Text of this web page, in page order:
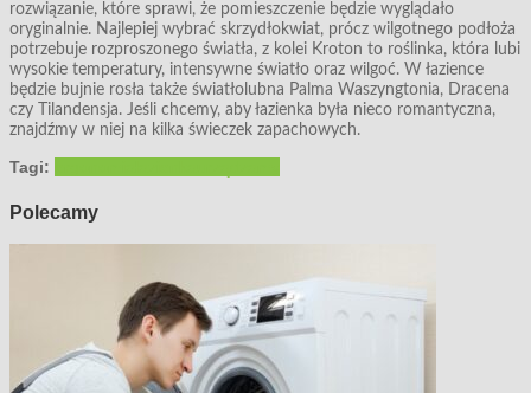
rozwiązanie, które sprawi, że pomieszczenie będzie wyglądało
oryginalnie. Najlepiej wybrać skrzydłokwiat, prócz wilgotnego podłoża
potrzebuje rozproszonego światła, z kolei Kroton to roślinka, która lubi
wysokie temperatury, intensywne światło oraz wilgoć. W łazience
będzie bujnie rosła także światłolubna Palma Waszyngtonia, Dracena
czy Tilandensja. Jeśli chcemy, aby łazienka była nieco romantyczna,
znajdźmy w niej na kilka świeczek zapachowych.
Tagi:
Polecamy